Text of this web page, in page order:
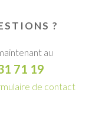
?
au
71 19
de contact